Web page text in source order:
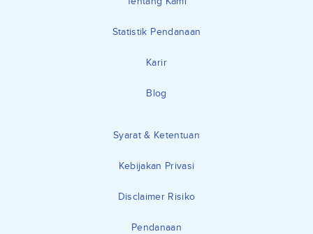
Statistik Pendanaan
Karir
Blog
Syarat & Ketentuan
Kebijakan Privasi
Disclaimer Risiko
Pendanaan